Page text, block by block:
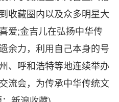
收藏圈内以及众多明星大
爱;金吉儿在弘扬中华传
余力，利用自己本身的号
、呼和浩特等地连续举办
流会，为传承中华传统文